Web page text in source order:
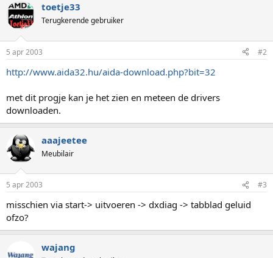
toetje33
Terugkerende gebruiker
5 apr 2003 #2
http://www.aida32.hu/aida-download.php?bit=32
met dit progje kan je het zien en meteen de drivers
downloaden.
aaajeetee
Meubilair
5 apr 2003 #3
misschien via start-> uitvoeren -> dxdiag -> tabblad geluid
ofzo?
wajang